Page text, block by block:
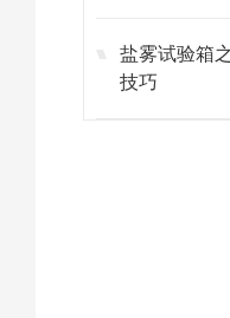
盐雾试验箱
技巧